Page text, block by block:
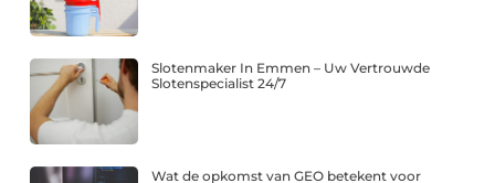
Slotenmaker In Emmen – Uw Vertrouwde
Slotenspecialist 24/7
Wat de opkomst van GEO betekent voor